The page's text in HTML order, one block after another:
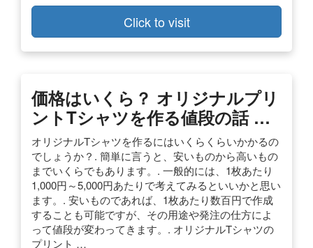
Click to visit
価格はいくら？ オリジナルプリ
ントTシャツを作る値段の話 …
オリジナルTシャツを作るにはいくらくらいかかるの
でしょうか？. 簡単に言うと、安いものから高いもの
までいくらでもあります。. 一般的には、1枚あたり
1,000円～5,000円あたりで考えてみるといいかと思い
ます。. 安いものであれば、1枚あたり数百円で作成
することも可能ですが、その用途や発注の仕方によ
って値段が変わってきます。. オリジナルTシャツの
プリント …